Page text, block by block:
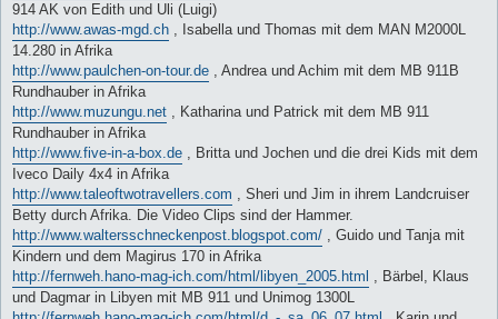
914 AK von Edith und Uli (Luigi)
http://www.awas-mgd.ch , Isabella und Thomas mit dem MAN M2000L
14.280 in Afrika
http://www.paulchen-on-tour.de , Andrea und Achim mit dem MB 911B
Rundhauber in Afrika
http://www.muzungu.net , Katharina und Patrick mit dem MB 911
Rundhauber in Afrika
http://www.five-in-a-box.de , Britta und Jochen und die drei Kids mit dem
Iveco Daily 4x4 in Afrika
http://www.taleoftwotravellers.com , Sheri und Jim in ihrem Landcruiser
Betty durch Afrika. Die Video Clips sind der Hammer.
http://www.waltersschneckenpost.blogspot.com/ , Guido und Tanja mit
Kindern und dem Magirus 170 in Afrika
http://fernweh.hano-mag-ich.com/html/libyen_2005.html , Bärbel, Klaus
und Dagmar in Libyen mit MB 911 und Unimog 1300L